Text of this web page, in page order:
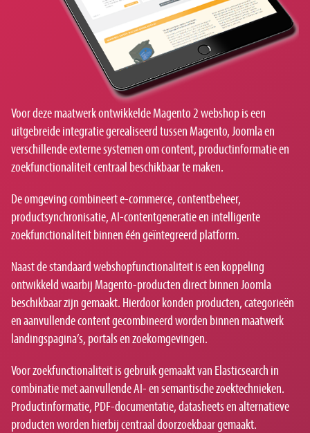
Voor deze maatwerk ontwikkelde Magento 2 webshop is een
uitgebreide integratie gerealiseerd tussen Magento, Joomla en
verschillende externe systemen om content, productinformatie en
zoekfunctionaliteit centraal beschikbaar te maken.
De omgeving combineert e-commerce, contentbeheer,
productsynchronisatie, AI-contentgeneratie en intelligente
zoekfunctionaliteit binnen één geïntegreerd platform.
Naast de standaard webshopfunctionaliteit is een koppeling
ontwikkeld waarbij Magento-producten direct binnen Joomla
beschikbaar zijn gemaakt. Hierdoor konden producten, categorieën
en aanvullende content gecombineerd worden binnen maatwerk
landingspagina’s, portals en zoekomgevingen.
Voor zoekfunctionaliteit is gebruik gemaakt van Elasticsearch in
combinatie met aanvullende AI- en semantische zoektechnieken.
Productinformatie, PDF-documentatie, datasheets en alternatieve
producten worden hierbij centraal doorzoekbaar gemaakt.